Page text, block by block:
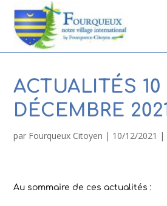
ACTUALITÉS 10
DÉCEMBRE
par Fourqueux Citoyen | 10/12/2021 |
Au sommaire de ces actualités :